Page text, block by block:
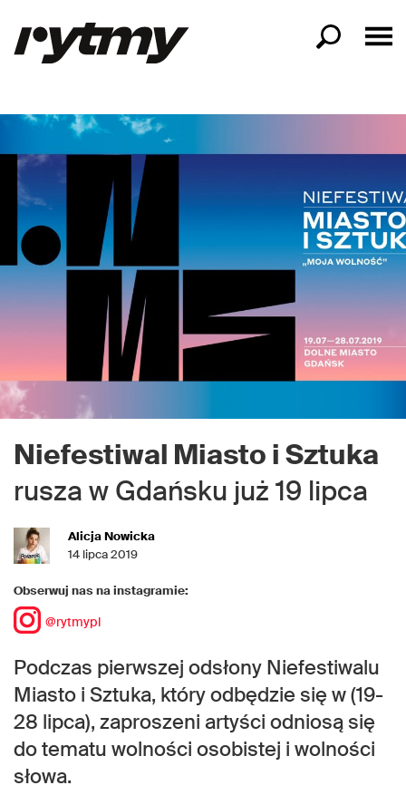
Niefestiwal Miasto i Sztuka
rusza w Gdańsku już 19 lipca
Alicja Nowicka
14 lipca 2019
Obserwuj nas na instagramie:
@rytmypl
Podczas pierwszej odsłony Niefestiwalu
Miasto i Sztuka, który odbędzie się w (19-
28 lipca), zaproszeni artyści odniosą się
do tematu wolności osobistej i wolności
słowa.